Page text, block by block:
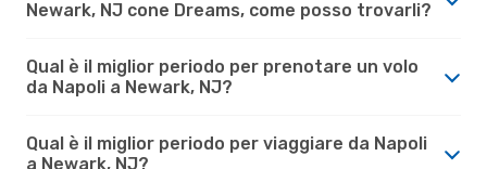
Newark, NJ cone Dreams, come posso trovarli?
Qual è il miglior periodo per prenotare un volo
da Napoli a Newark, NJ?
Qual è il miglior periodo per viaggiare da Napoli
a Newark, NJ?